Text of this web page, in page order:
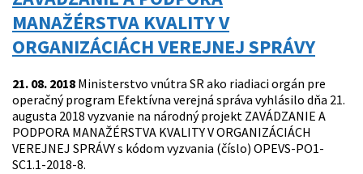
MANAŽÉRSTVA KVALITY V
ORGANIZÁCIÁCH VEREJNEJ SPRÁVY
21. 08. 2018 Ministerstvo vnútra SR ako riadiaci orgán pre
operačný program Efektívna verejná správa vyhlásilo dňa 21.
augusta 2018 vyzvanie na národný projekt ZAVÁDZANIE A
PODPORA MANAŽÉRSTVA KVALITY V ORGANIZÁCIÁCH
VEREJNEJ SPRÁVY s kódom vyzvania (číslo) OPEVS-PO1-
SC1.1-2018-8.